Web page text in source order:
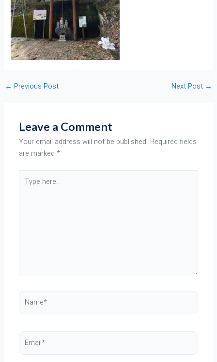
← Previous Post Next Post →
Leave a Comment
Your email address will not be published. Required fields
are marked*
Type
Name*
Email*